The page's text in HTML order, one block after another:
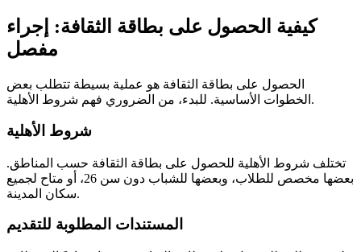
كيفية الحصول على بطاقة الثقافة: إجراء
مفصل
الحصول على بطاقة الثقافة هو عملية بسيطة تتطلب بعض
الخطوات الأساسية. للبدء، من الضروري فهم شروط الأهلية.
شروط الأهلية
تختلف شروط الأهلية للحصول على بطاقة الثقافة حسب المناطق.
بعضها مخصص للطلاب، وبعضها للشباب دون سن 26، أو متاح لجميع
سكان المدينة.
المستندات المطلوبة للتقديم